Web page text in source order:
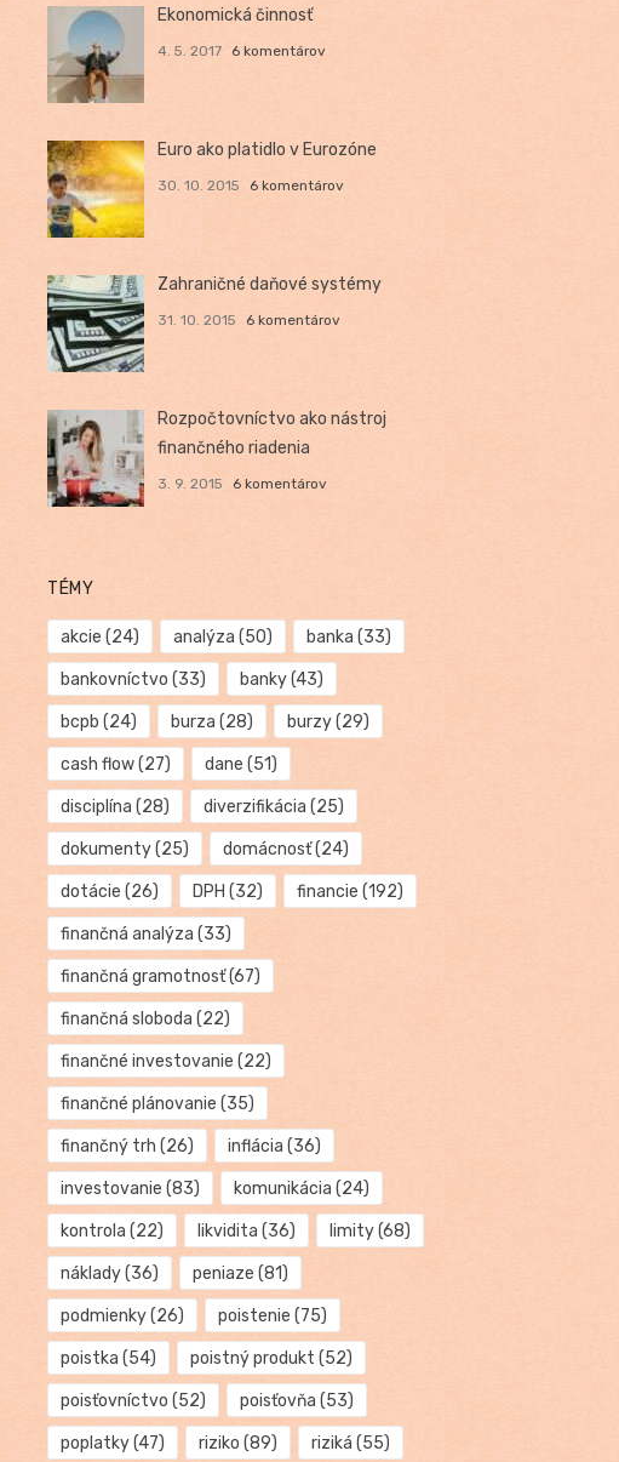
Ekonomická činnosť
4. 5. 2017 6 komentárov
Euro ako platidlo v Eurozóne
30. 10. 2015 6 komentárov
Zahraničné daňové systémy
31. 10. 2015 6 komentárov
Rozpočtovníctvo ako nástroj
finančného riadenia
3. 9. 2015 6 komentárov
TÉMY
akcie (24) analýza (50) banka (33)
bankovníctvo (33) banky(43)
bcpb (24) burza (28) burzy(29)
cash flow(27) dane (51)
disciplína (28) diverzifikácia (25)
dokumenty(25) domácnosť(24)
dotácie (26) DPH (32) financie (192)
finančná analýza (33)
finančná gramotnosť(67)
finančná sloboda (22)
finančné investovanie (22)
finančné plánovanie (35)
finančný trh (26) inflácia (36)
investovanie (83) komunikácia (24)
kontrola (22) likvidita (36) limity(68)
náklady(36) peniaze (81)
podmienky(26) poistenie (75)
poistka (54) poistný produkt (52)
poisťovníctvo (52) poisťovňa (53)
poplatky(47) riziko (89) riziká (55)